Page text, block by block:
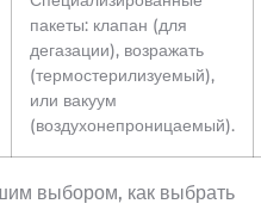
пакеты: клапан (для
дегазации), возражать
(термостерилизуемый),
или вакуум
(воздухонепроницаемый).
выбором, как выбрать